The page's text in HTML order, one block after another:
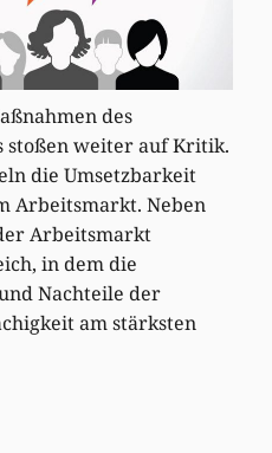
des
stoßen weiter auf Kritik.
die Umsetzbarkeit
Arbeitsmarkt. Neben
Arbeitsmarkt
in dem die
Nachteile der
am stärksten